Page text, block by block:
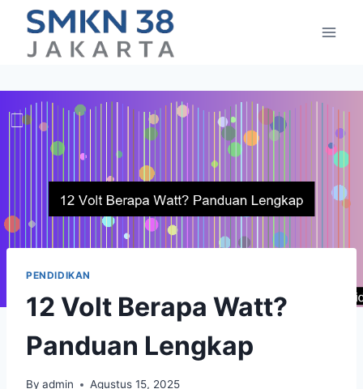
content
PENDIDIKAN
12 Volt Berapa Watt?
Panduan Lengkap
By admin Agustus 15, 2025